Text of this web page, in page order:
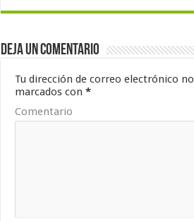
Deja un comentario
Tu dirección de correo electrónico
marcados con *
Comentario